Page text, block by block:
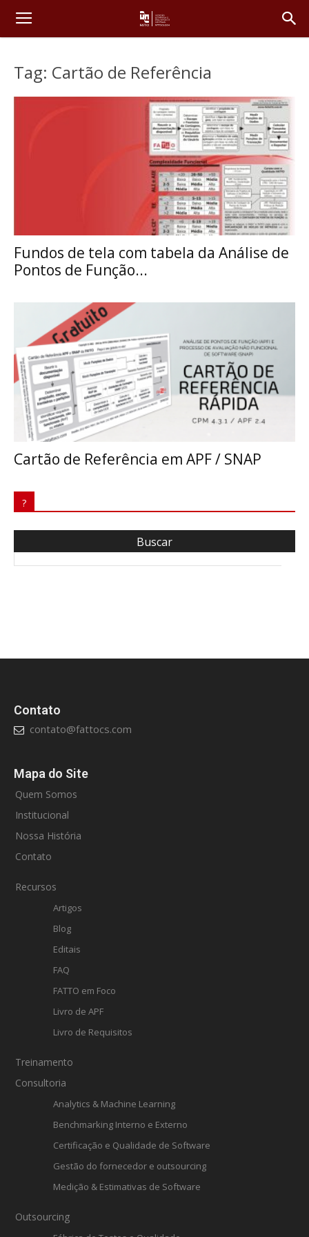
Tag: Cartão de Referência
Fundos de tela com tabela da Análise de
Pontos de Função...
Cartão de Referência em APF / SNAP
?
Contato
contato@fattocs.com
Mapa do Site
Quem Somos
Institucional
Nossa História
Contato
Recursos
Artigos
Blog
Editais
FAQ
FATTO em Foco
Livro de APF
Livro de Requisitos
Treinamento
Consultoria
Analytics & Machine Learning
Benchmarking Interno e Externo
Certificação e Qualidade de Software
Gestão do fornecedor e outsourcing
Medição & Estimativas de Software
Outsourcing